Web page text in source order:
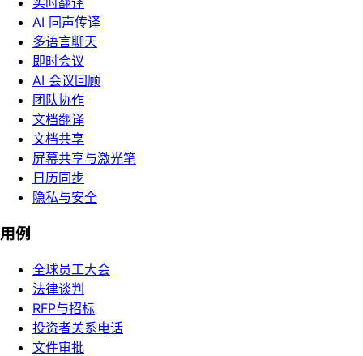
AI 同声传译
多语言聊天
即时会议
AI 会议回顾
团队协作
文档翻译
文档共享
屏幕共享与激光笔
日历同步
隐私与安全
用例
全球员工大会
法律谈判
RFP与招标
投资者关系电话
文件审批